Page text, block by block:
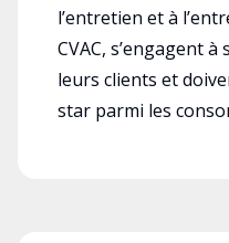
l’entretien et à
CVAC, s’engagent
leurs clients et
star parmi les